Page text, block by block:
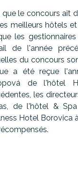
que le concours ait
meilleurs hôtels
les
de l'année
du concours
a été reçue
de l'hôtel
les
de l'hôtel &
Hotel Borovica